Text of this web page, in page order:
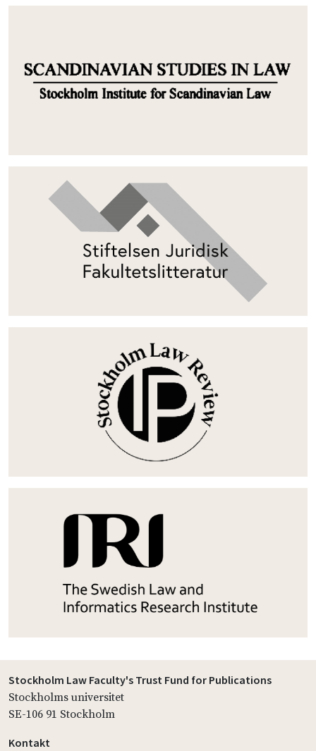
Stockholm Law Faculty's Trust Fund for Publications
Stockholms universitet
SE-106 91 Stockholm
Kontakt